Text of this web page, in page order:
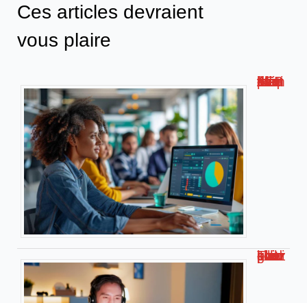
Ces articles devraient
vous plaire
Métis AFPA : la plateforme de formation numérique innovante !
Travailler chez soi pour kiabi : le guide complet !